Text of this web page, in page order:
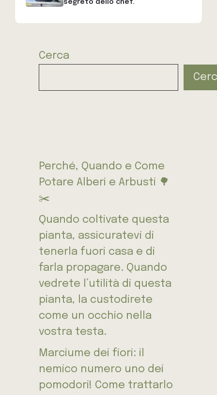
segreto dello chef.
Cerca
Perché, Quando e Come
Potare Alberi e Arbusti 🌳
✂️
Quando coltivate questa
pianta, assicuratevi di
tenerla fuori casa e di
farla propagare. Quando
vedrete l’utilità di questa
pianta, la custodirete
come un occhio nella
vostra testa.
Marciume dei fiori: il
nemico numero uno dei
pomodori! Come trattarlo